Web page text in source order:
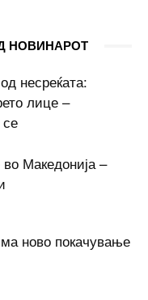
НОВИНАРОТ
несреќата:
лице –
се
Македонија –
ново покачување